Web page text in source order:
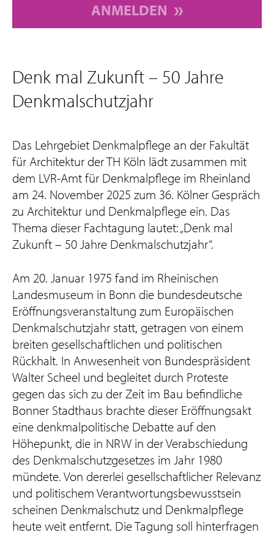
ANMELDEN
Denk mal Zukunft – 50 Jahre
Denkmalschutzjahr
Das Lehrgebiet Denkmalpflege an der Fakultät
für Architektur der TH Köln lädt zusammen mit
dem LVR-Amt für Denkmalpflege im Rheinland
am 24. November 2025 zum 36. Kölner Gespräch
zu Architektur und Denkmalpflege ein. Das
Thema dieser Fachtagung lautet: „Denk mal
Zukunft – 50 Jahre Denkmalschutzjahr“.
Am 20. Januar 1975 fand im Rheinischen
Landesmuseum in Bonn die bundesdeutsche
Eröffnungsveranstaltung zum Europäischen
Denkmalschutzjahr statt, getragen von einem
breiten gesellschaftlichen und politischen
Rückhalt. In Anwesenheit von Bundespräsident
Walter Scheel und begleitet durch Proteste
gegen das sich zu der Zeit im Bau befindliche
Bonner Stadthaus brachte dieser Eröffnungsakt
eine denkmalpolitische Debatte auf den
Höhepunkt, die in NRW in der Verabschiedung
des Denkmalschutzgesetzes im Jahr 1980
mündete. Von dererlei gesellschaftlicher Relevanz
und politischem Verantwortungsbewusstsein
scheinen Denkmalschutz und Denkmalpflege
heute weit entfernt. Die Tagung soll hinterfragen